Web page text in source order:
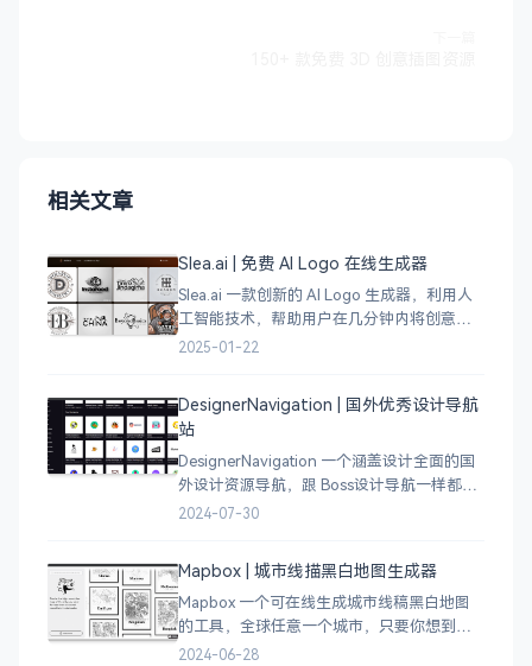
相关文章
Slea.ai | 免费 AI Logo 在线生成器
Slea.ai 一款创新的 AI Logo 生成器，利用人
工智能技术，帮助用户在几分钟内将创意变
成精美的品牌 Logo。无论你是初创企业、电
2025-01-22
DesignerNavigation | 国外优秀设计导航
站
DesignerNavigation 一个涵盖设计全面的国
外设计资源导航，跟 Boss设计导航一样都是
分门别类的划分设计灵感、资讯、UI 资源、
2024-07-30
Mapbox | 城市线描黑白地图生成器
Mapbox 一个可在线生成城市线稿黑白地图
的工具，全球任意一个城市，只要你想到的
城市，直接搜索城市名称，自动生成该城市
2024-06-28